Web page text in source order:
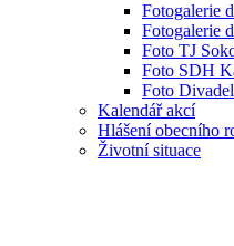
Fotogalerie
Fotogalerie
Foto TJ
Foto SDH
Foto
Kalendář akcí
Hlášení obecního
Životní situace